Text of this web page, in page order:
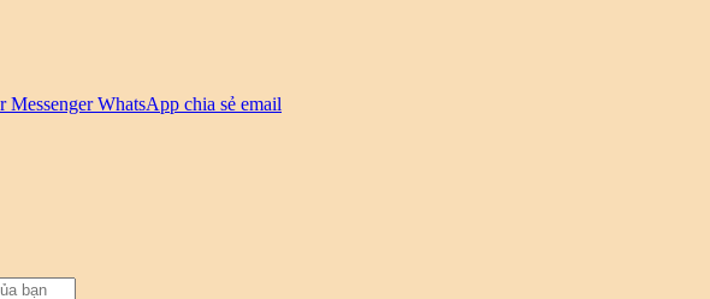
Messenger WhatsApp chia sẻ email